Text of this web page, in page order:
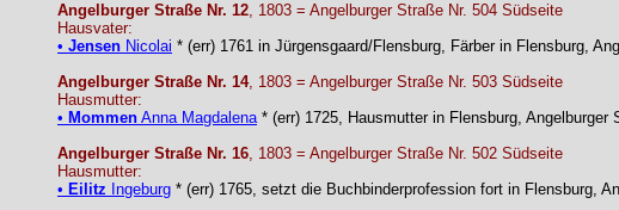
Angelburger Straße Nr. 12, 1803 = Angelburger Straße Nr. 504 Südseite
Hausvater:
• Jensen Nicolai * (err) 1761 in Jürgensgaard/Flensburg, Färber in Flensburg,
Angelburger Straße Nr. 14, 1803 = Angelburger Straße Nr. 503 Südseite
Hausmutter:
• Mommen Anna Magdalena* (err) 1725, Hausmutter in Flensburg, Angelburger
Angelburger Straße Nr. 16, 1803 = Angelburger Straße Nr. 502 Südseite
Hausmutter:
• Eilitz Ingeburg * (err) 1765, setzt die Buchbinderprofession fort in Flensburg,